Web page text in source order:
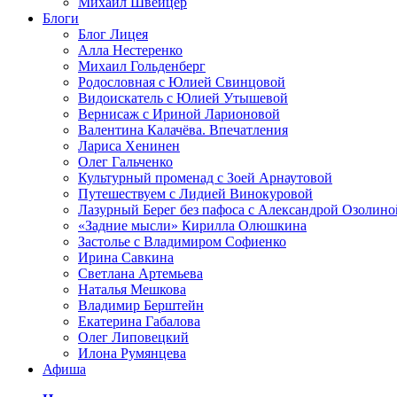
Блоги
Блог Лицея
Алла Нестеренко
Михаил Гольденберг
Родословная с Юлией Свинцовой
Видоискатель с Юлией Утышевой
Вернисаж с Ириной Ларионовой
Валентина Калачёва. Впечатления
Лариса Хенинен
Олег Гальченко
Культурный променад с Зоей Арнаутовой
Путешествуем с Лидией Винокуровой
Лазурный Берег без пафоса с Александрой
«Задние мысли» Кирилла Олюшкина
Застолье с Владимиром Софиенко
Ирина Савкина
Светлана Артемьева
Наталья Мешкова
Владимир Берштейн
Екатерина Габалова
Олег Липовецкий
Илона Румянцева
Афиша